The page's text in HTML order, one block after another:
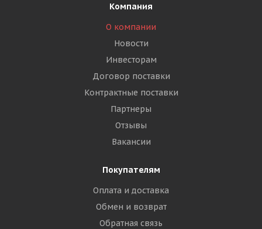
Компания
О компании
Новости
Инвесторам
Договор поставки
Контрактные поставки
Партнеры
Отзывы
Вакансии
Покупателям
Оплата и доставка
Обмен и возврат
Обратная связь